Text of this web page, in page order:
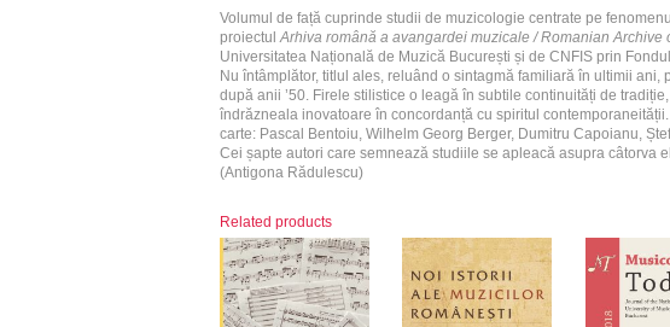
Volumul de față cuprinde studii de muzicologie centrate pe
proiectul Arhiva română a avangardei muzicale / Romanian Archive
Universitatea Națională de Muzică București și de CNFIS prin
Nu întâmplător, titlul ales, reluând o sintagmă familiară în ultimii
după anii ’50. Firele stilistice o leagă în subtile continuități de
îndrăzneala inovatoare în concordanță cu spiritul
carte: Pascal Bentoiu, Wilhelm Georg Berger, Dumitru Capoianu,
Cei șapte autori care semnează studiile se apleacă asupra câtorva
(Antigona Rădulescu)
Related products